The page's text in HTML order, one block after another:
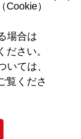
）
場合は
ださい。
いては、
覧くださ